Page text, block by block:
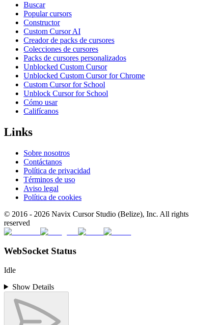
Buscar
Popular cursors
Constructor
Custom Cursor AI
Creador de packs de cursores
Colecciones de cursores
Packs de cursores personalizados
Unblocked Custom Cursor
Unblocked Custom Cursor for Chrome
Custom Cursor for School
Unblock Cursor for School
Cómo usar
Califícanos
Links
Sobre nosotros
Contáctanos
Política de privacidad
Términos de uso
Aviso legal
Política de cookies
© 2016 - 2026 Navix Cursor Studio (Belize), Inc. All rights
reserved
WebSocket Status
Idle
Show Details